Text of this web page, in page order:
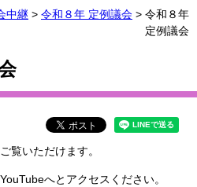
中継 > 令和８年 定例議会 > 令和８年
定例議会
覧いただけます。
へとアクセスください。